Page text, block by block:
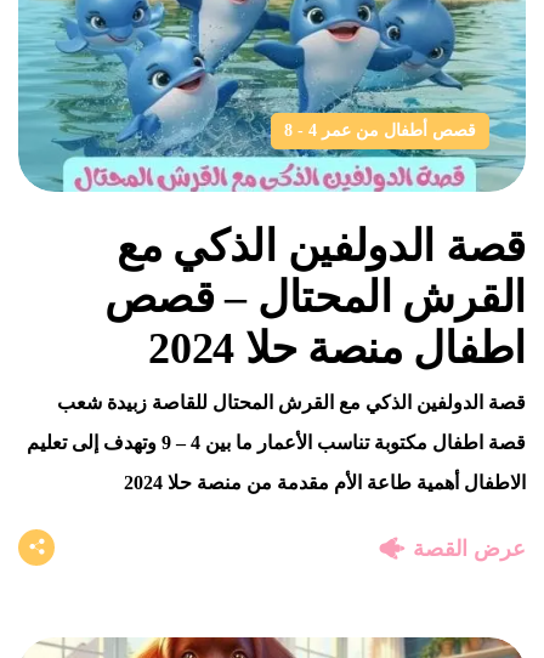
قصص أطفال من عمر 4 - 8
قصة الدولفين الذكي مع
القرش المحتال – قصص
اطفال منصة حلا 2024
قصة الدولفين الذكي مع القرش المحتال للقاصة زبيدة شعب
قصة اطفال مكتوبة تناسب الأعمار ما بين 4 – 9 وتهدف إلى تعليم
الاطفال أهمية طاعة الأم مقدمة من منصة حلا 2024
عرض القصة